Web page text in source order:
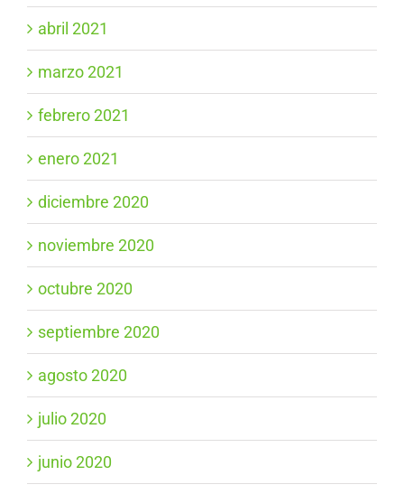
abril 2021
marzo 2021
febrero 2021
enero 2021
diciembre 2020
noviembre 2020
octubre 2020
septiembre 2020
agosto 2020
julio 2020
junio 2020